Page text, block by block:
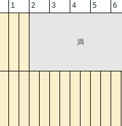
1 2 3 4 5 6
満